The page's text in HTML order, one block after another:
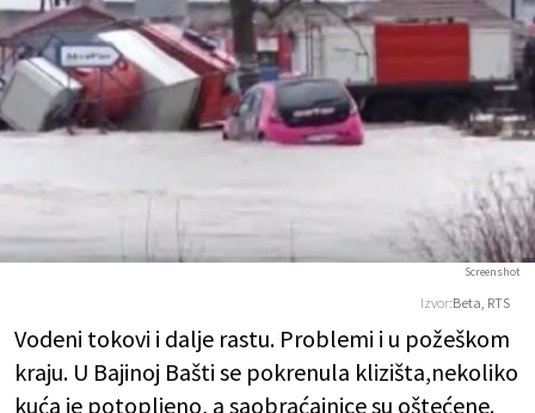
Izvor:Beta, RTS
Screenshot
Vodeni tokovi i dalje rastu. Problemi i u požeškom
kraju. U Bajinoj Bašti se pokrenula klizišta,nekoliko
kuća je potopljeno, a saobraćajnice su oštećene.